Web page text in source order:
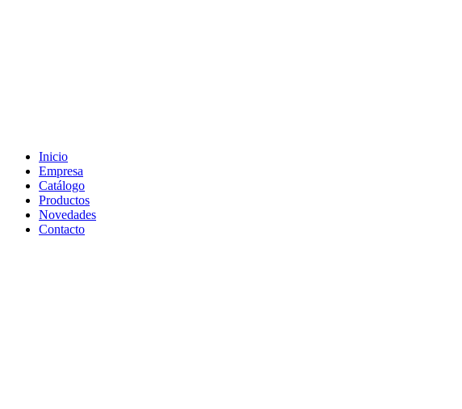
Inicio
Empresa
Catálogo
Productos
Novedades
Contacto